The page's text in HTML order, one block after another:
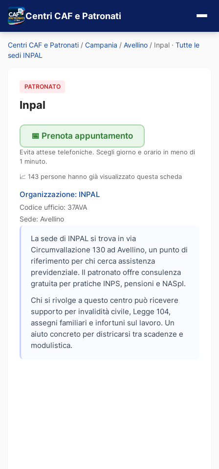
Centri CAF e Patronati
Centri CAF e Patronati / Campania / Avellino / Inpal · Tutte le
sedi INPAL
PATRONATO
Inpal
📅 Prenota appuntamento
Evita attese telefoniche. Scegli giorno e orario in meno di
1 minuto.
📈 143 persone hanno già visualizzato questa scheda
Organizzazione: INPAL
Codice ufficio: 37AVA
Sede: Avellino
La sede di INPAL si trova in via
Circumvallazione 130 ad Avellino, un punto di
riferimento per chi cerca assistenza
previdenziale. Il patronato offre consulenza
gratuita per pratiche INPS, pensioni e NASpI.
Chi si rivolge a questo centro può ricevere
supporto per invalidità civile, Legge 104,
assegni familiari e infortuni sul lavoro. Un
aiuto concreto per districarsi tra scadenze e
modulistica.